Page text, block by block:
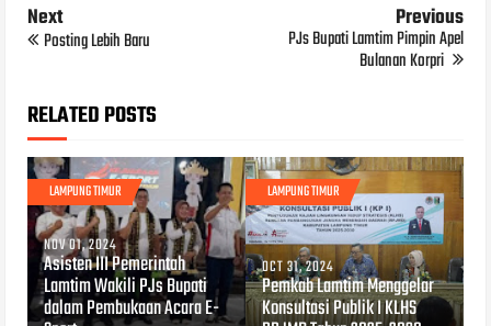
Next
Posting Lebih Baru
Previous
PJs Bupati Lamtim Pimpin Apel
Bulanan Korpri
RELATED POSTS
LAMPUNG TIMUR
NOV 01, 2024
Asisten III Pemerintah
Lamtim Wakili PJs Bupati
dalam Pembukaan Acara E-
LAMPUNG TIMUR
OCT 31, 2024
Pemkab Lamtim Menggelar
Konsultasi Publik I KLHS